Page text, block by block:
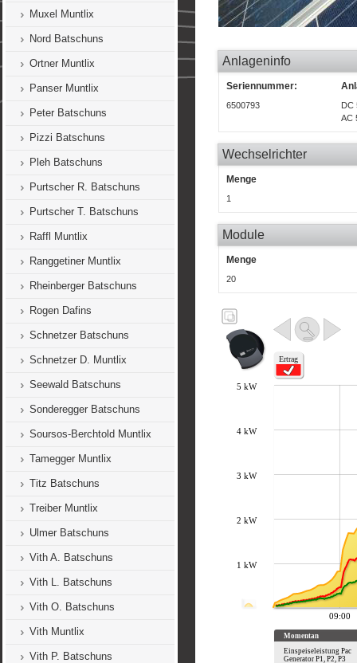
Muxel Muntlix
Nord Batschuns
Ortner Muntlix
Panser Muntlix
Peter Batschuns
Pizzi Batschuns
Pleh Batschuns
Purtscher R. Batschuns
Purtscher T. Batschuns
Raffl Muntlix
Ranggetiner Muntlix
Rheinberger Batschuns
Rogen Dafins
Schnetzer Batschuns
Schnetzer D. Muntlix
Seewald Batschuns
Sonderegger Batschuns
Soursos-Berchtold Muntlix
Tamegger Muntlix
Titz Batschuns
Treiber Muntlix
Ulmer Batschuns
Vith A. Batschuns
Vith L. Batschuns
Vith O. Batschuns
Vith Muntlix
Vith P. Batschuns
Anlageninfo
Seriennummer:
6500793
DC
AC
Wechselrichter
Menge
1
Module
Menge
20